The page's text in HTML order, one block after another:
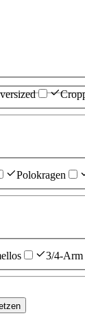
Polokragen
3/4-Arm